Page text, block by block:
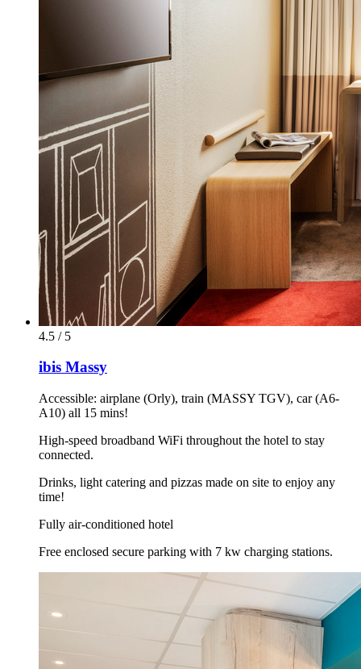
4.5 / 5
ibis Massy
Accessible: airplane (Orly), train (MASSY TGV), car (A6-
A10) all 15 mins!
High-speed broadband WiFi throughout the hotel to stay
connected.
Drinks, light catering and pizzas made on site to enjoy any
time!
Fully air-conditioned hotel
Free enclosed secure parking with 7 kw charging stations.